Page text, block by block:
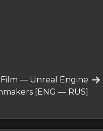
Film — Unreal Engine
[ENG — RUS]